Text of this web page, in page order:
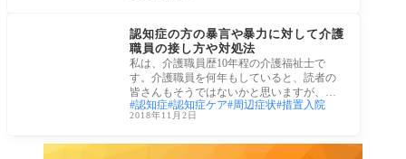
認知症の方の暴言や暴力に対して介護
職員の接し方や対処法
私は、介護職員歴10年程の介護福祉士で
す。介護職員を何年もしていると、読者の
皆さんもそうではないかと思いますが、認
知症の方
認知症 認知症ケア 周辺症状 措置入院
2018年11月2日